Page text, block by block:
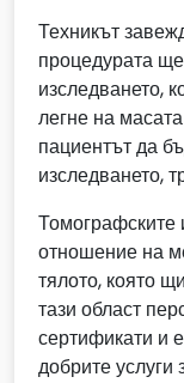
Техникът
процедурата
изследването,
легне на
пациентът да
изследването,
Томографските
отношение на
тялото, която
тази област
сертификати и
добрите услуги